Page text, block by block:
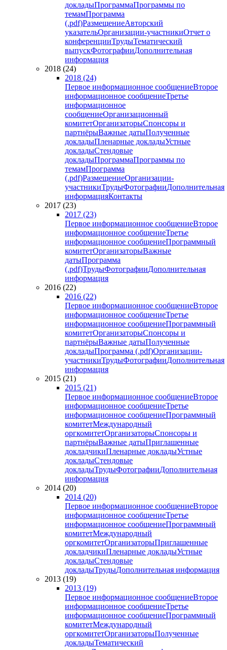
докладыПрограммаПрограммы по
темамПрограмма
(.pdf)РазмещениеАвторский
указательОрганизации-участникиОтчет о
конференцииТрудыТематический
выпускФотографииДополнительная
информация
2018 (24)
2018 (24)
Первое информационное сообщениеВторое
информационное сообщениеТретье
информационное
сообщениеОрганизационный
комитетОрганизаторыСпонсоры и
партнёрыВажные датыПолученные
докладыПленарные докладыУстные
докладыСтендовые
докладыПрограммаПрограммы по
темамПрограмма
(.pdf)РазмещениеОрганизации-
участникиТрудыФотографииДополнительная
информацияКонтакты
2017 (23)
2017 (23)
Первое информационное сообщениеВторое
информационное сообщениеТретье
информационное сообщениеПрограммный
комитетОрганизаторыВажные
датыПрограмма
(.pdf)ТрудыФотографииДополнительная
информация
2016 (22)
2016 (22)
Первое информационное сообщениеВторое
информационное сообщениеТретье
информационное сообщениеПрограммный
комитетОрганизаторыСпонсоры и
партнёрыВажные датыПолученные
докладыПрограмма (.pdf)Организации-
участникиТрудыФотографииДополнительная
информация
2015 (21)
2015 (21)
Первое информационное сообщениеВторое
информационное сообщениеТретье
информационное сообщениеПрограммный
комитетМеждународный
оргкомитетОрганизаторыСпонсоры и
партнёрыВажные датыПриглашенные
докладчикиПленарные докладыУстные
докладыСтендовые
докладыТрудыФотографииДополнительная
информация
2014 (20)
2014 (20)
Первое информационное сообщениеВторое
информационное сообщениеТретье
информационное сообщениеПрограммный
комитетМеждународный
оргкомитетОрганизаторыПриглашенные
докладчикиПленарные докладыУстные
докладыСтендовые
докладыТрудыДополнительная информация
2013 (19)
2013 (19)
Первое информационное сообщениеВторое
информационное сообщениеТретье
информационное сообщениеПрограммный
комитетМеждународный
оргкомитетОрганизаторыПолученные
докладыТематический